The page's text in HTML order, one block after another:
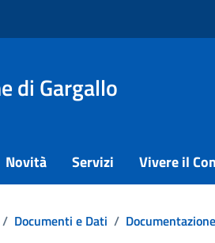
di Gargallo
Novità Servizi Vivere il
/ Documenti e Dati /